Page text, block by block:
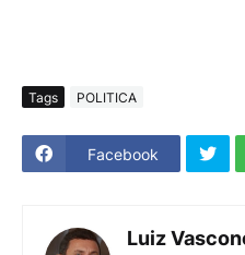
Tags POLITICA
Facebook
Luiz